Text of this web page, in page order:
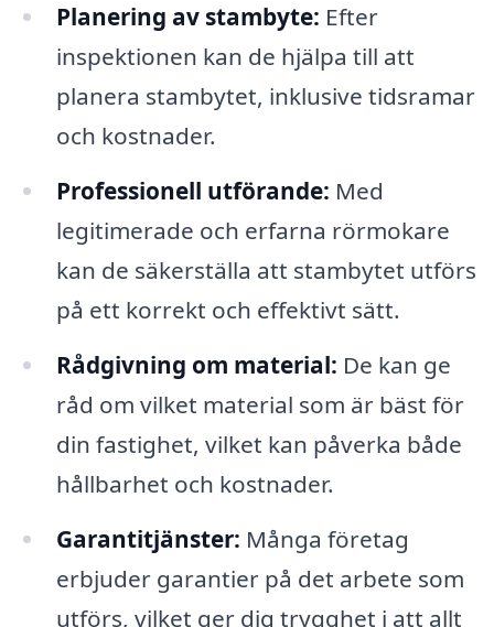
Planering av stambyte: Efter
inspektionen kan de hjälpa till att
planera stambytet, inklusive tidsramar
och kostnader.
Professionell utförande: Med
legitimerade och erfarna rörmokare
kan de säkerställa att stambytet utförs
på ett korrekt och effektivt sätt.
Rådgivning om material: De kan ge
råd om vilket material som är bäst för
din fastighet, vilket kan påverka både
hållbarhet och kostnader.
Garantitjänster: Många företag
erbjuder garantier på det arbete som
utförs, vilket ger dig trygghet i att allt